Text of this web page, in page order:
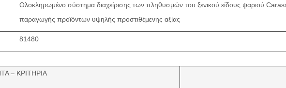
Ολοκληρωμένο σύστημα διαχείρισης των πληθυσμών του ξενικού είδους ψαριού
παραγωγής προϊόντων υψηλής προστιθέμενης αξίας
81480
– ΚΡΙΤΗΡΙΑ